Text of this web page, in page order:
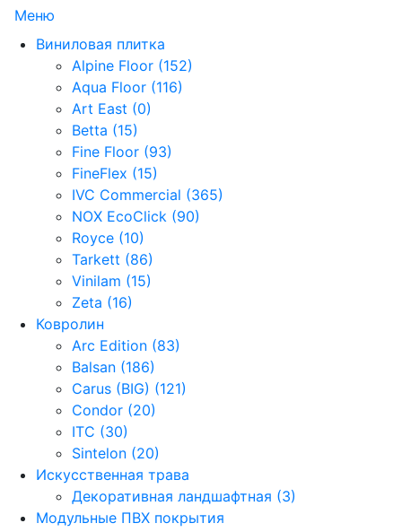
Меню
Виниловая плитка
Alpine Floor (152)
Aqua Floor (116)
Art East (0)
Betta (15)
Fine Floor (93)
FineFlex (15)
IVC Commercial (365)
NOX EcoClick (90)
Royce (10)
Tarkett (86)
Vinilam (15)
Zeta (16)
Ковролин
Arc Edition (83)
Balsan (186)
Carus (BIG) (121)
Condor (20)
ITC (30)
Sintelon (20)
Искусственная трава
Декоративная ландшафтная (3)
Модульные ПВХ покрытия